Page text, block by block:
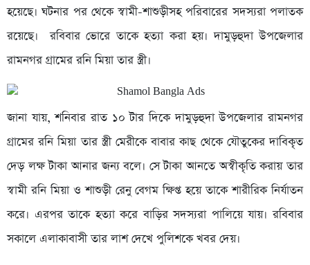
হয়েছে। ঘটনার পর থেকে স্বামী-শাশুড়ীসহ পরিবারের সদস্যরা পলাতক
রয়েছে। রবিবার ভোরে তাকে হত্যা করা হয়। দামুড়হুদা উপজেলার
রামনগর গ্রামের রনি মিয়া তার স্ত্রী।
জানা যায়, শনিবার রাত ১০ টার দিকে দামুড়হুদা উপজেলার রামনগর
গ্রামের রনি মিয়া তার স্ত্রী মেরীকে বাবার কাছ থেকে যৌতুকের দাবিকৃত
দেড় লক্ষ টাকা আনার জন্য বলে। সে টাকা আনতে অস্বীকৃতি করায় তার
স্বামী রনি মিয়া ও শাশুড়ী রেনু বেগম ক্ষিপ্ত হয়ে তাকে শারীরিক নির্যাতন
করে। এরপর তাকে হত্যা করে বাড়ির সদস্যরা পালিয়ে যায়। রবিবার
সকালে এলাকাবাসী তার লাশ দেখে পুলিশকে খবর দেয়।